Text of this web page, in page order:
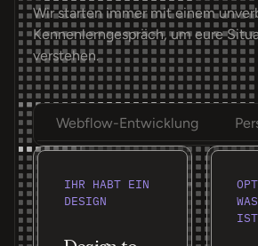
Wir starten immer mit einem
Kennenlerngespräch, um eure
verstehen.
Webflow-Entwicklung
IHR HABT EIN
DESIGN
IST